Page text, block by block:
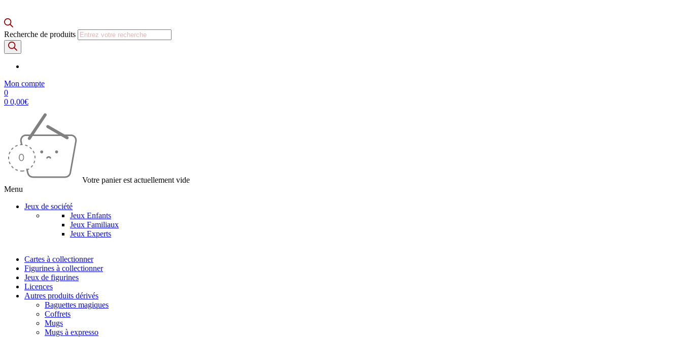
Recherche de produits
Mon compte
0
0 0,00€
Votre panier est actuellement vide
Menu
Jeux de société
Jeux Enfants
Jeux Familiaux
Jeux Experts
Cartes à collectionner
Figurines à collectionner
Jeux de figurines
Licences
Autres produits dérivés
Baguettes magiques
Coffrets
Mugs
Mugs à expresso